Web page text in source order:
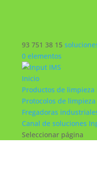
93 751 38 15
0 elementos
Inicio
Productos de
Protocolos de limpieza
Fregadoras
Canal de soluciones
Seleccionar página